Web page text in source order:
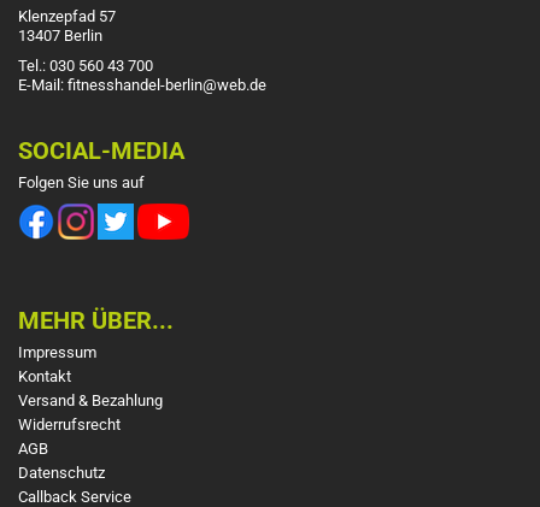
Klenzepfad 57
13407 Berlin
Tel.: 030 560 43 700
E-Mail: fitnesshandel-berlin@web.de
SOCIAL-MEDIA
Folgen Sie uns auf
MEHR ÜBER...
Impressum
Kontakt
Versand & Bezahlung
Widerrufsrecht
AGB
Datenschutz
Callback Service